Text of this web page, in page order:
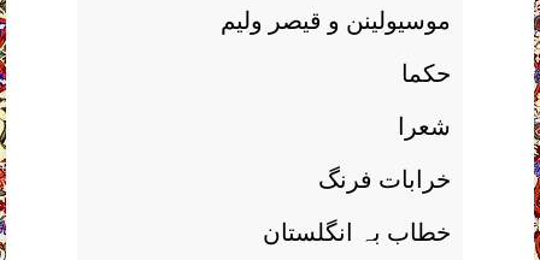
موسیولینن و قیصر ولیم
حکما
شعرا
خرابات فرنگ
خطاب بہ انگلستان